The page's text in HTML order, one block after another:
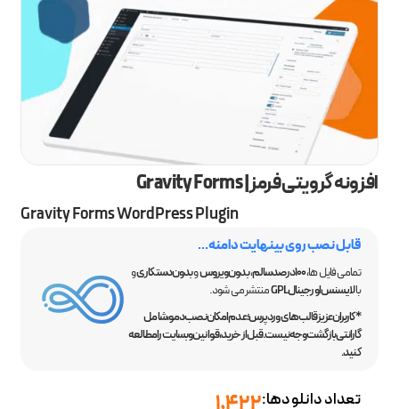
افزونه گرویتی فرمز | Gravity Forms
Gravity Forms WordPress Plugin
قابل نصب روی بینهایت دامنه...
تمامی فایل ها،100 درصد سالم ،بدون ویروسوبدون دستکاریو
بالایسنس اورجینال GPL
منتشر می شود.
*کاربران عزیز قالب‌های وردپرس؛ عدم امکان نصب دمو، شامل
گارانتی بازگشت وجه نیست. قبل از خرید، قوانین وبسایت را مطالعه
کنید.
تعداد دانلودها: